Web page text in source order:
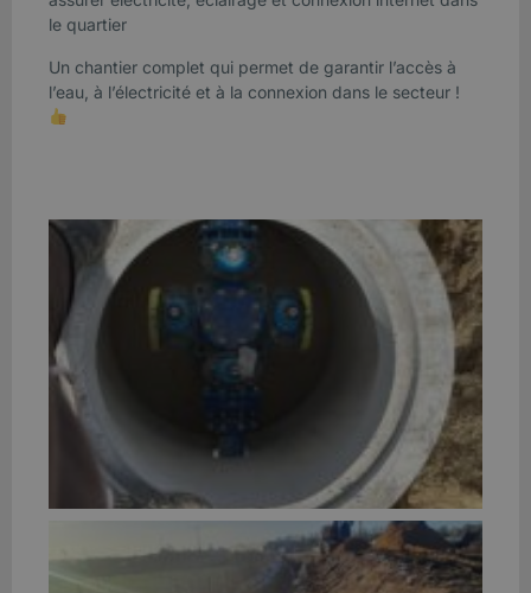
le quartier
Un chantier complet qui permet de garantir l’accès à
l’eau, à l’électricité et à la connexion dans le secteur !